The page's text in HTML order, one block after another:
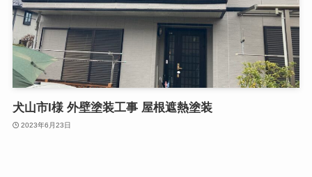
犬山市I様 外壁塗装工事 屋根遮熱塗装
2023年6月23日